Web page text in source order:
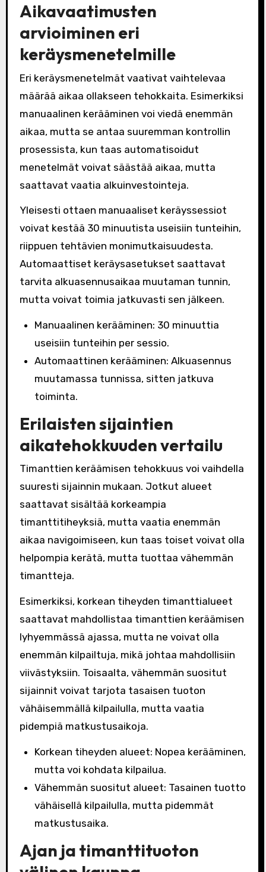
Aikavaatimusten
arvioiminen eri
keräysmenetelmille
Eri keräysmenetelmät vaativat vaihtelevaa
määrää aikaa ollakseen tehokkaita. Esimerkiksi
manuaalinen kerääminen voi viedä enemmän
aikaa, mutta se antaa suuremman kontrollin
prosessista, kun taas automatisoidut
menetelmät voivat säästää aikaa, mutta
saattavat vaatia alkuinvestointeja.
Yleisesti ottaen manuaaliset keräyssessiot
voivat kestää 30 minuutista useisiin tunteihin,
riippuen tehtävien monimutkaisuudesta.
Automaattiset keräysasetukset saattavat
tarvita alkuasennusaikaa muutaman tunnin,
mutta voivat toimia jatkuvasti sen jälkeen.
Manuaalinen kerääminen: 30 minuuttia
useisiin tunteihin per sessio.
Automaattinen kerääminen: Alkuasennus
muutamassa tunnissa, sitten jatkuva
toiminta.
Erilaisten sijaintien
aikatehokkuuden vertailu
Timanttien keräämisen tehokkuus voi vaihdella
suuresti sijainnin mukaan. Jotkut alueet
saattavat sisältää korkeampia
timanttitiheyksiä, mutta vaatia enemmän
aikaa navigoimiseen, kun taas toiset voivat olla
helpompia kerätä, mutta tuottaa vähemmän
timantteja.
Esimerkiksi, korkean tiheyden timanttialueet
saattavat mahdollistaa timanttien keräämisen
lyhyemmässä ajassa, mutta ne voivat olla
enemmän kilpailtuja, mikä johtaa mahdollisiin
viivästyksiin. Toisaalta, vähemmän suositut
sijainnit voivat tarjota tasaisen tuoton
vähäisemmällä kilpailulla, mutta vaatia
pidempiä matkustusaikoja.
Korkean tiheyden alueet: Nopea kerääminen,
mutta voi kohdata kilpailua.
Vähemmän suositut alueet: Tasainen tuotto
vähäisellä kilpailulla, mutta pidemmät
matkustusaika.
Ajan ja timanttituoton